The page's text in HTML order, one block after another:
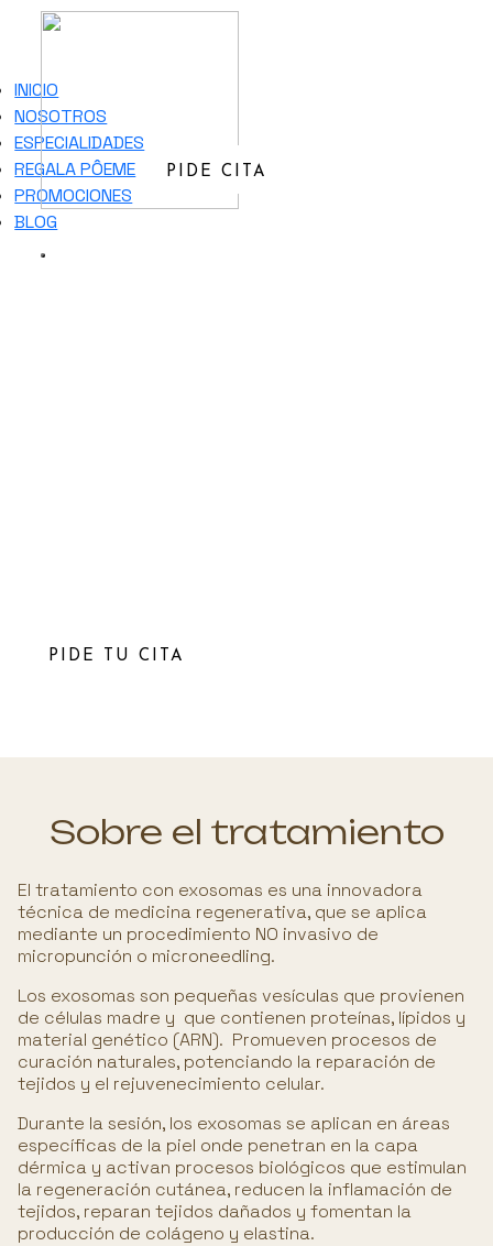
INICIO
NOSOTROS
ESPECIALIDADES
REGALA PÔEME
PROMOCIONES
BLOG
PIDE CITA
PIDE TU CITA
Sobre el tratamiento
El tratamiento con exosomas es una innovadora
técnica de medicina regenerativa, que se aplica
mediante un procedimiento NO invasivo de
micropunción o microneedling.
Los exosomas son pequeñas vesículas que provienen
de células madre y que contienen proteínas, lípidos y
material genético (ARN). Promueven procesos de
curación naturales, potenciando la reparación de
tejidos y el rejuvenecimiento celular.
Durante la sesión, los exosomas se aplican en áreas
específicas de la piel onde penetran en la capa
dérmica y activan procesos biológicos que estimulan
la regeneración cutánea, reducen la inflamación de
tejidos, reparan tejidos dañados y fomentan la
producción de colágeno y elastina.